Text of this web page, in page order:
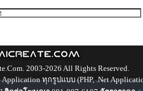
2003-2026 All Rights Reserved.
ทุกรูปแบบ (PHP, .Net